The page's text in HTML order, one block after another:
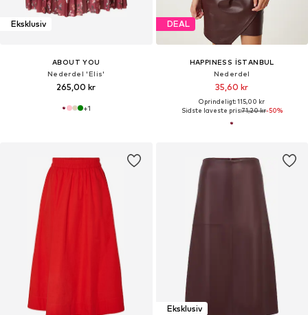
Eksklusiv
ABOUT YOU
Nederdel 'Elis'
265,00 kr
+1
DEAL
HAPPINESS İSTANBUL
Nederdel
35,60 kr
Oprindeligt: 115,00 kr
Sidste laveste pris:71,20 kr-50%
Eksklusiv